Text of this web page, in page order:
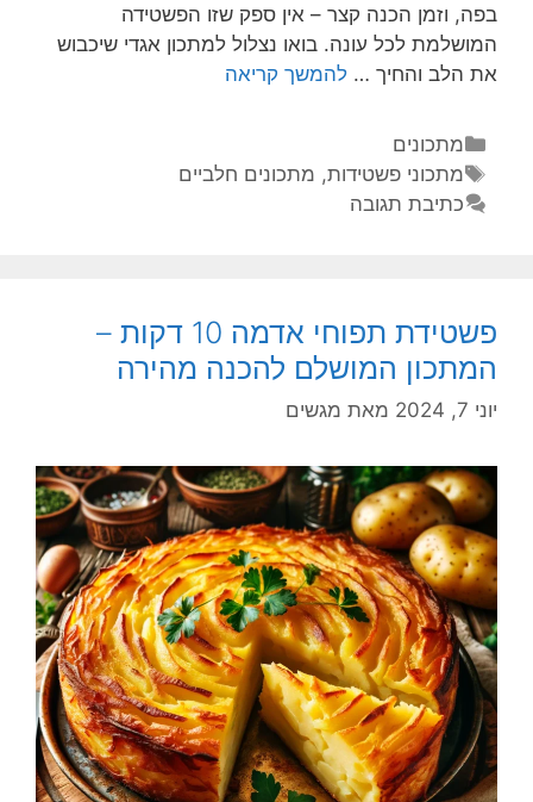
בפה, וזמן הכנה קצר – אין ספק שזו הפשטידה
המושלמת לכל עונה. בואו נצלול למתכון אגדי שיכבוש
את הלב והחיך … להמשך קריאה
מתכונים
מתכוני פשטידות, מתכונים חלביים
כתיבת תגובה
פשטידת תפוחי אדמה 10 דקות –
המתכון המושלם להכנה מהירה
יוני 7, 2024 מאת מגשים